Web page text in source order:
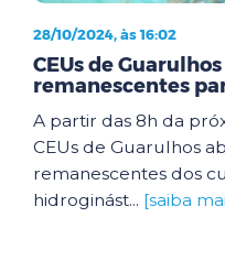
28/10/2024, às 16:02
CEUs de
remanescentes
A partir das 8h da
CEUs de Guarulhos
remanescentes dos
hidroginást... [saiba